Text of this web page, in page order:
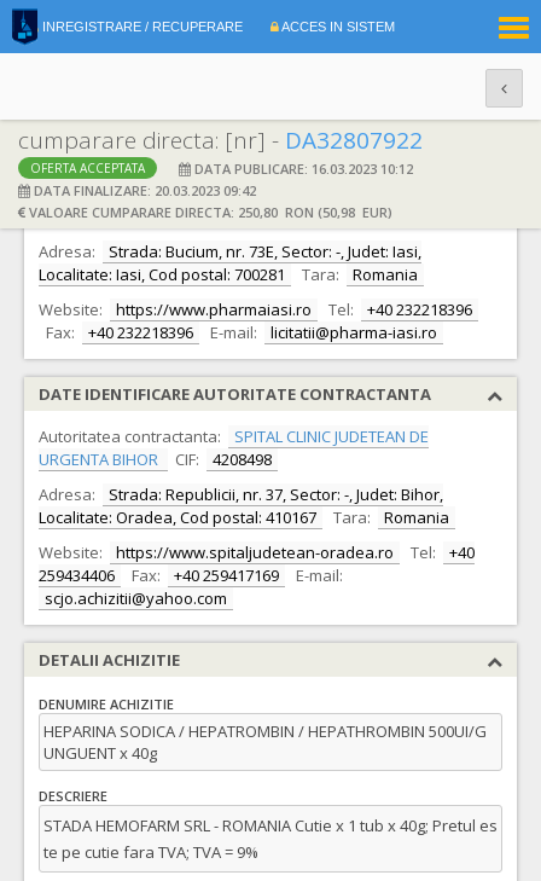
INREGISTRARE / RECUPERARE ACCES IN SISTEM
cumparare directa: [nr] - DA32807922
OFERTA ACCEPTATA
DATA PUBLICARE: 16.03.2023 10:12
DATA FINALIZARE: 20.03.2023 09:42
VALOARE CUMPARARE DIRECTA: 250,80 RON (50,98 EUR)
DATE IDENTIFICARE OFERTANT
Ofertant: S.C. Pharma S.A. CIF:
13591928
Adresa:
Strada: Bucium, nr. 73E, Sector: -, Judet: Iasi,
Localitate: Iasi, Cod postal: 700281
Tara:
Romania
Website:
https://www.pharmaiasi.ro Tel:
+40 232218396
Fax:
+40 232218396 E-mail: licitatii@pharma-iasi.ro
DATE IDENTIFICARE AUTORITATE CONTRACTANTA
Autoritatea contractanta:
SPITAL CLINIC JUDETEAN DE
URGENTA BIHOR
CIF:
4208498
Adresa:
Strada: Republicii, nr. 37, Sector: -, Judet: Bihor,
Localitate: Oradea, Cod postal: 410167
Tara:
Romania
Website:
https://www.spitaljudetean-oradea.ro Tel:
+40
259434406
Fax: +40 259417169
E-mail:
scjo.achizitii@yahoo.com
DETALII ACHIZITIE
DENUMIRE ACHIZITIE
HEPARINA SODICA / HEPATROMBIN / HEPATHROMBIN 500UI/G
UNGUENT x 40g
DESCRIERE
STADA HEMOFARM SRL - ROMANIA Cutie x 1 tub x 40g; Pretul es
te pe cutie fara TVA; TVA = 9%